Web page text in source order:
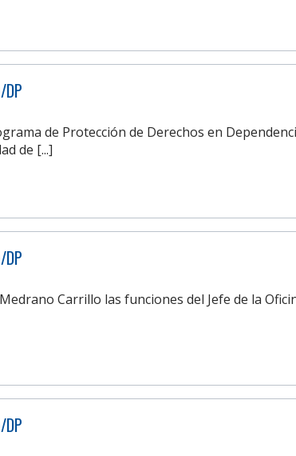
de Protección de Derechos en
de [...]
Carrillo las funciones del Jefe de la